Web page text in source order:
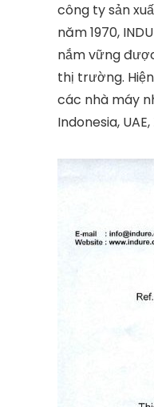
công ty sản
năm 1970,
nắm vững
thị trường.
các nhà máy
Indonesia,